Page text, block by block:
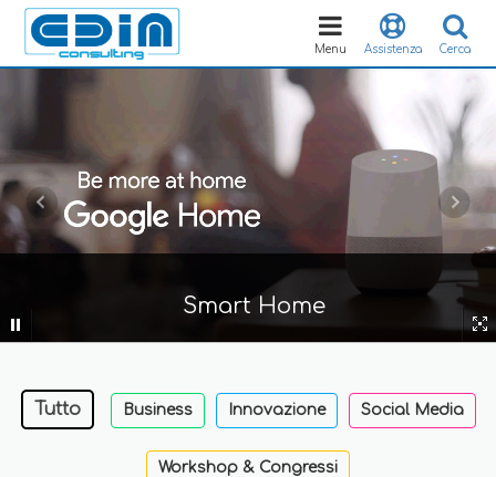
Cerca
Assistenza
Toggle
navigation
Menu
Smart Home
Tutto Business Innovazione Social Media
Workshop & Congressi